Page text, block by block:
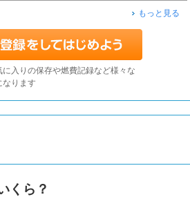
もっと見る
に入りの保存や燃費記録など様々な
なります
くら？